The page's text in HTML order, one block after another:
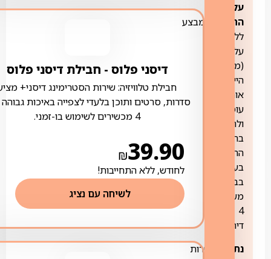
עלות
התקנה:
במבצע
ללא
עלות
(מלבד
היישובים:
אורנית,
עומר
ולהבים,
בהן
ההתקנה
בעלות)
בבניינים
מעל
4
דירות
נתב:
אפשרות
דיסני פלוס ‏- ‏חבילת דיסני פלוס
חבילת טלוויזיה: שירות הסטרימינג דיסני+
סדרות, סרטים ותוכן בלעדי לצפייה באיכות
4 מכשירים לשימוש בו-זמני.
₪39.90
לחודש, ללא התחייבות!
לשיחה עם נציג